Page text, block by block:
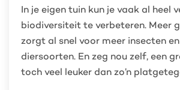
In je eigen tuin kun je vaak al heel
biodiversiteit te verbeteren. Meer
zorgt al snel voor meer insecten
diersoorten. En zeg nou zelf, een
toch veel leuker dan zo’n